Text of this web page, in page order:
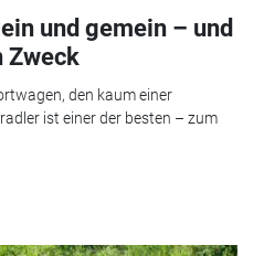
und gemein – und
Zweck
den kaum einer
ist einer der besten – zum